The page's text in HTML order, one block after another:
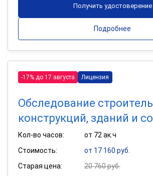
Получить удостоверение
Подробнее
-17% до 17 августа Лицензия
Обследование
конструкций, зданий и
Кол-во часов:
от 72 ак.ч
Стоимость:
от 17 160 руб.
Старая цена:
20 760 руб.